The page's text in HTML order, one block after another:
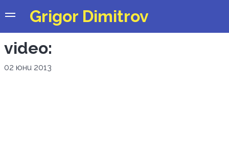
Grigor Dimitrov
video:
02 юни 2013